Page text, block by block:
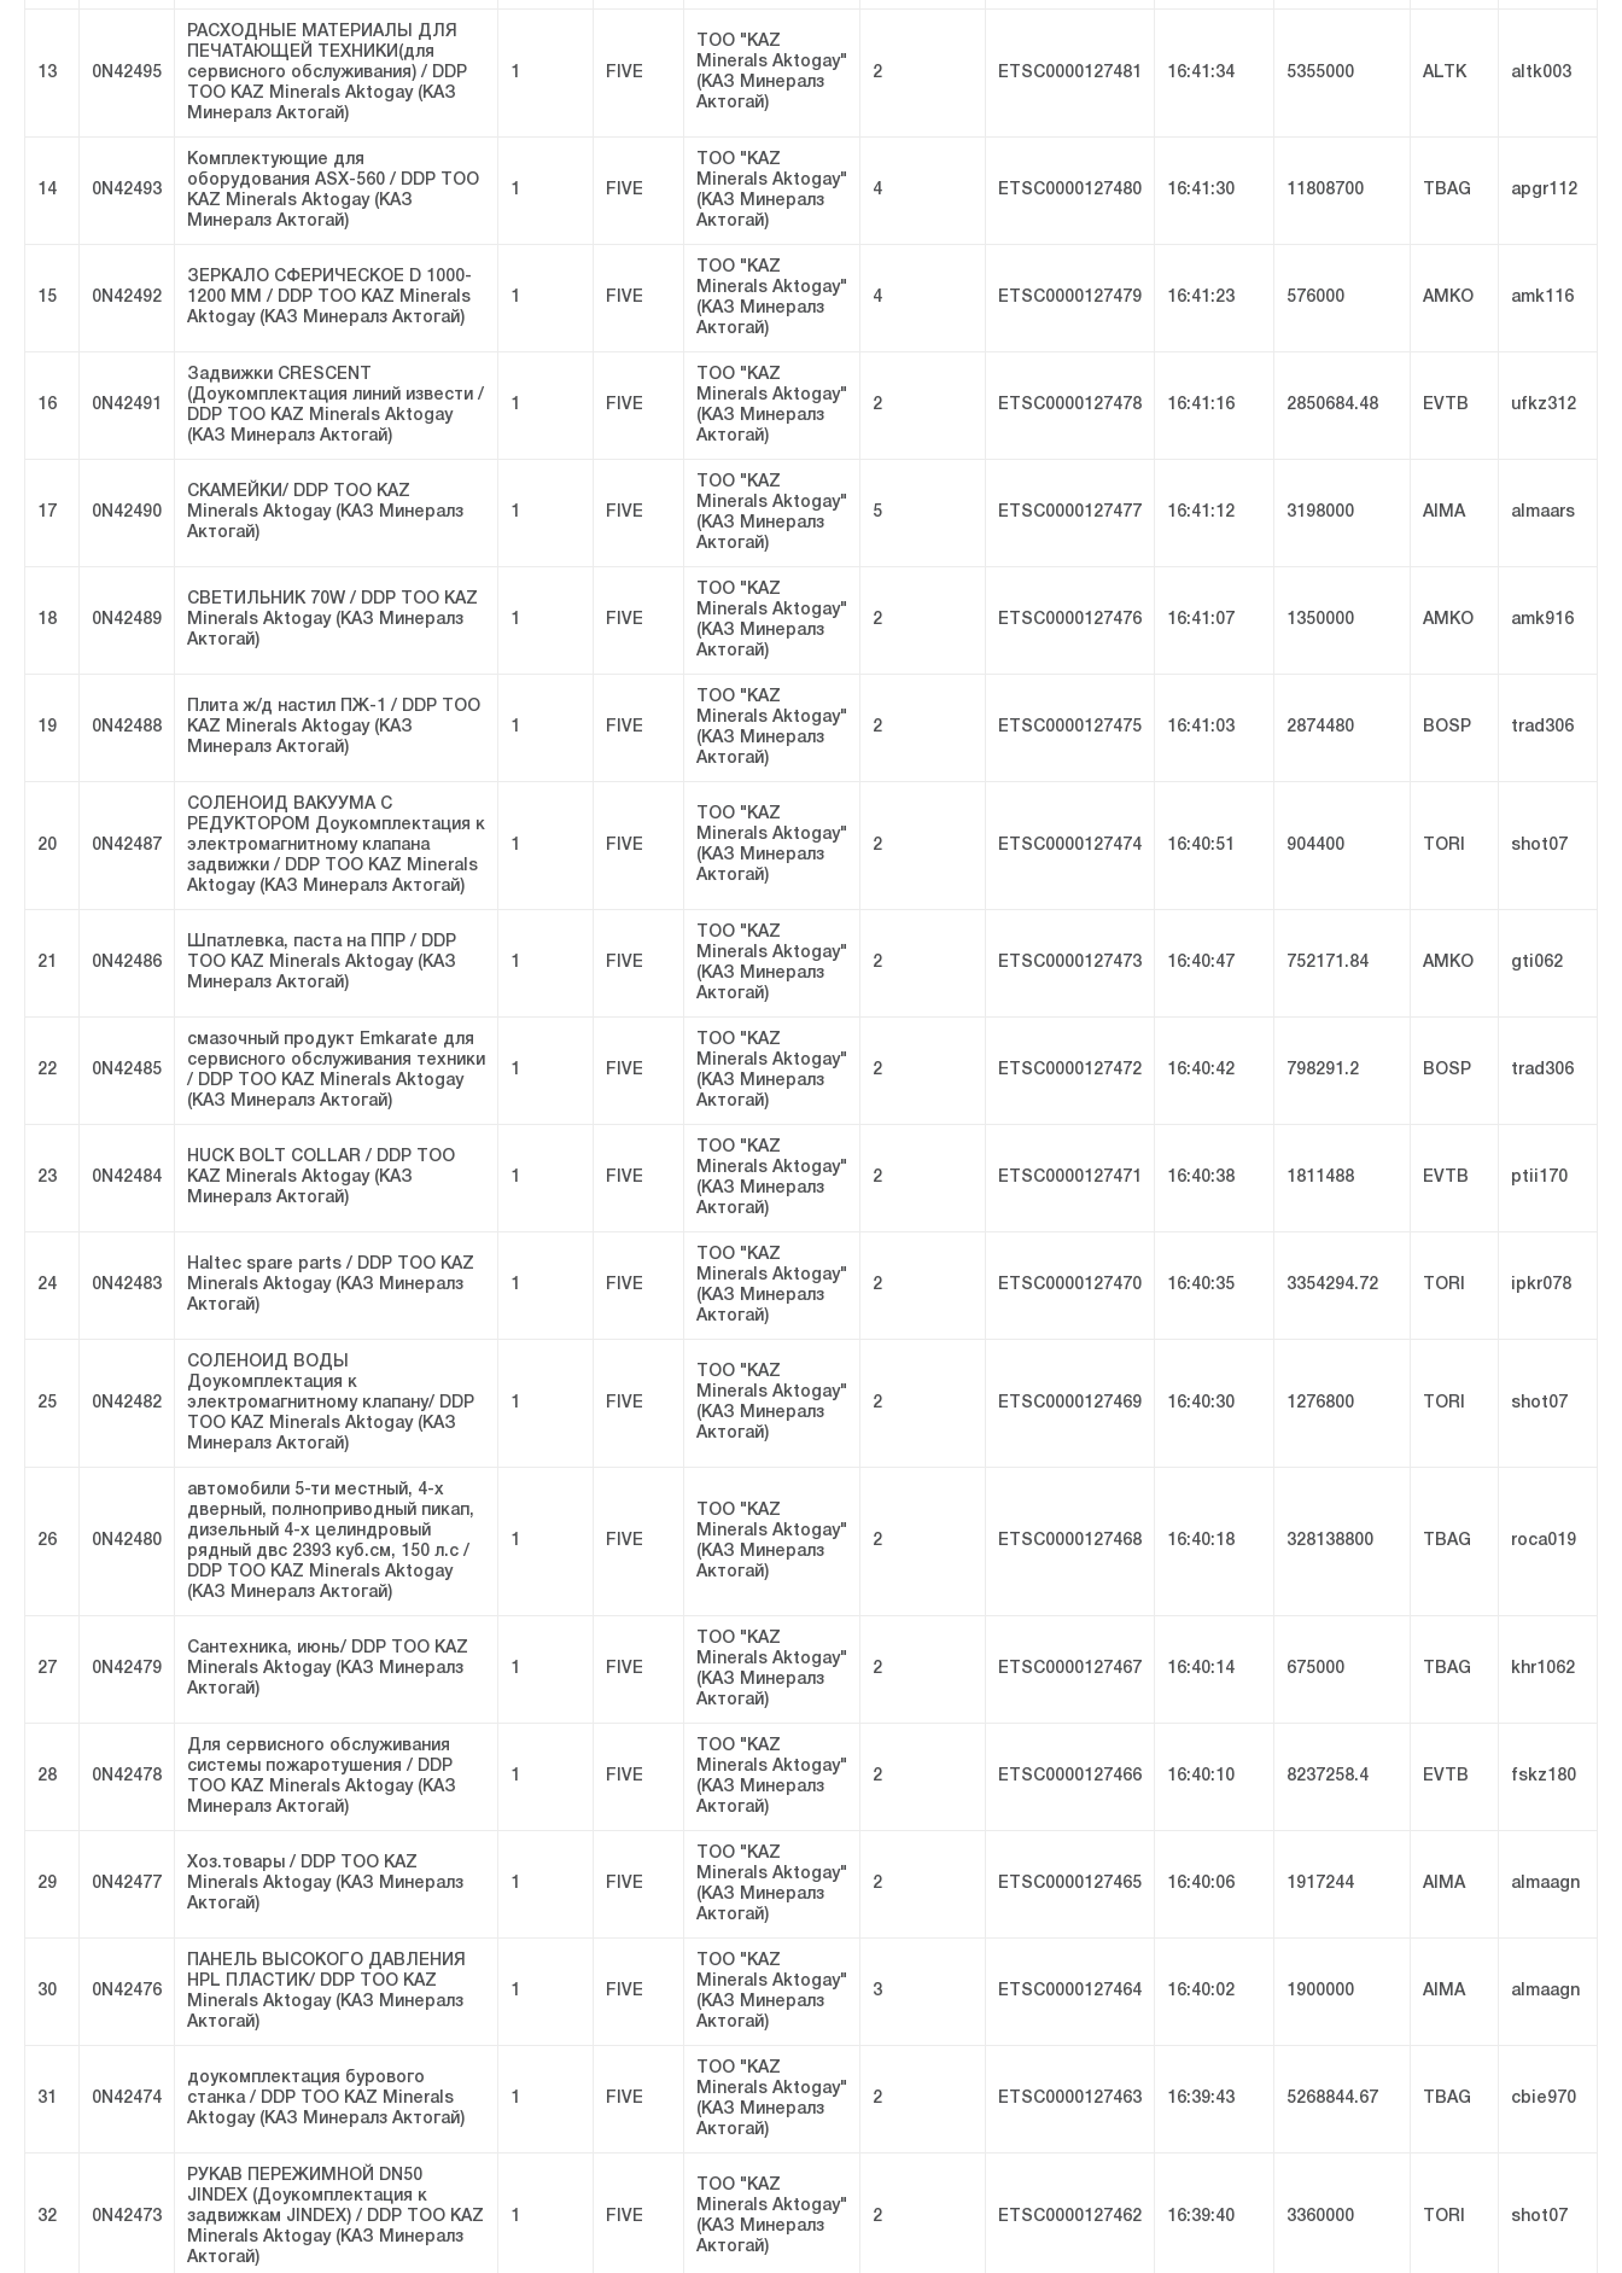
13 0N42495
РАСХОДНЫЕ МАТЕРИАЛЫ ДЛЯ
ПЕЧАТАЮЩЕЙ ТЕХНИКИ(для
сервисного обслуживания) / DDP
ТОО KAZ Minerals Aktogay (КАЗ
Минералз Актогай)
1 FIVE
ТОО "KAZ
Minerals Aktogay"
(КАЗ Минералз
Актогай)
2 ETSC0000127481 16:41:34 5355000 ALTK altk003
14 0N42493
Комплектующие для
оборудования ASX-560 / DDP ТОО
KAZ Minerals Aktogay (КАЗ
Минералз Актогай)
1 FIVE
ТОО "KAZ
Minerals Aktogay"
(КАЗ Минералз
Актогай)
4 ETSC0000127480 16:41:30 11808700 TBAG apgr112
15 0N42492
ЗЕРКАЛО СФЕРИЧЕСКОЕ D 1000-
1200 MM / DDP ТОО KAZ Minerals
Aktogay (КАЗ Минералз Актогай)
1 FIVE
ТОО "KAZ
Minerals Aktogay"
(КАЗ Минералз
Актогай)
4 ETSC0000127479 16:41:23 576000 AMKO amk116
16 0N42491
Задвижки CRESCENT
(Доукомплектация линий извести /
DDP ТОО KAZ Minerals Aktogay
(КАЗ Минералз Актогай)
1 FIVE
ТОО "KAZ
Minerals Aktogay"
(КАЗ Минералз
Актогай)
2 ETSC0000127478 16:41:16 2850684.48 EVTB ufkz312
17 0N42490
СКАМЕЙКИ/ DDP ТОО KAZ
Minerals Aktogay (КАЗ Минералз
Актогай)
1 FIVE
ТОО "KAZ
Minerals Aktogay"
(КАЗ Минералз
Актогай)
5 ETSC0000127477 16:41:12 3198000 AIMA almaars
18 0N42489
СВЕТИЛЬНИК 70W / DDP ТОО KAZ
Minerals Aktogay (КАЗ Минералз
Актогай)
1 FIVE
ТОО "KAZ
Minerals Aktogay"
(КАЗ Минералз
Актогай)
2 ETSC0000127476 16:41:07 1350000 AMKO amk916
19 0N42488
Плита ж/д настил ПЖ-1 / DDP ТОО
KAZ Minerals Aktogay (КАЗ
Минералз Актогай)
1 FIVE
ТОО "KAZ
Minerals Aktogay"
(КАЗ Минералз
Актогай)
2 ETSC0000127475 16:41:03 2874480 BOSP trad306
20 0N42487
СОЛЕНОИД ВАКУУМА С
РЕДУКТОРОМ Доукомплектация к
электромагнитному клапана
задвижки / DDP ТОО KAZ Minerals
Aktogay (КАЗ Минералз Актогай)
1 FIVE
ТОО "KAZ
Minerals Aktogay"
(КАЗ Минералз
Актогай)
2 ETSC0000127474 16:40:51 904400 TORI shot07
21 0N42486
Шпатлевка, паста на ППР / DDP
ТОО KAZ Minerals Aktogay (КАЗ
Минералз Актогай)
1 FIVE
ТОО "KAZ
Minerals Aktogay"
(КАЗ Минералз
Актогай)
2 ETSC0000127473 16:40:47 752171.84 AMKO gti062
22 0N42485
смазочный продукт Emkarate для
сервисного обслуживания техники
/ DDP ТОО KAZ Minerals Aktogay
(КАЗ Минералз Актогай)
1 FIVE
ТОО "KAZ
Minerals Aktogay"
(КАЗ Минералз
Актогай)
2 ETSC0000127472 16:40:42 798291.2 BOSP trad306
23 0N42484
HUCK BOLT COLLAR / DDP ТОО
KAZ Minerals Aktogay (КАЗ
Минералз Актогай)
1 FIVE
ТОО "KAZ
Minerals Aktogay"
(КАЗ Минералз
Актогай)
2 ETSC0000127471 16:40:38 1811488 EVTB ptii170
24 0N42483
Haltec spare parts / DDP ТОО KAZ
Minerals Aktogay (КАЗ Минералз
Актогай)
1 FIVE
ТОО "KAZ
Minerals Aktogay"
(КАЗ Минералз
Актогай)
2 ETSC0000127470 16:40:35 3354294.72 TORI ipkr078
25 0N42482
СОЛЕНОИД ВОДЫ
Доукомплектация к
электромагнитному клапану/ DDP
ТОО KAZ Minerals Aktogay (КАЗ
Минералз Актогай)
1 FIVE
ТОО "KAZ
Minerals Aktogay"
(КАЗ Минералз
Актогай)
2 ETSC0000127469 16:40:30 1276800 TORI shot07
26 0N42480
автомобили 5-ти местный, 4-х
дверный, полноприводный пикап,
дизельный 4-х целиндровый
рядный двс 2393 куб.см, 150 л.с /
DDP ТОО KAZ Minerals Aktogay
(КАЗ Минералз Актогай)
1 FIVE
ТОО "KAZ
Minerals Aktogay"
(КАЗ Минералз
Актогай)
2 ETSC0000127468 16:40:18 328138800 TBAG roca019
27 0N42479
Сантехника, июнь/ DDP ТОО KAZ
Minerals Aktogay (КАЗ Минералз
Актогай)
1 FIVE
ТОО "KAZ
Minerals Aktogay"
(КАЗ Минералз
Актогай)
2 ETSC0000127467 16:40:14 675000 TBAG khr1062
28 0N42478
Для сервисного обслуживания
системы пожаротушения / DDP
ТОО KAZ Minerals Aktogay (КАЗ
Минералз Актогай)
1 FIVE
ТОО "KAZ
Minerals Aktogay"
(КАЗ Минералз
Актогай)
2 ETSC0000127466 16:40:10 8237258.4 EVTB fskz180
29 0N42477
Хоз.товары / DDP ТОО KAZ
Minerals Aktogay (КАЗ Минералз
Актогай)
1 FIVE
ТОО "KAZ
Minerals Aktogay"
(КАЗ Минералз
Актогай)
2 ETSC0000127465 16:40:06 1917244 AIMA almaagn
30 0N42476
ПАНЕЛЬ ВЫСОКОГО ДАВЛЕНИЯ
HPL ПЛАСТИК/ DDP ТОО KAZ
Minerals Aktogay (КАЗ Минералз
Актогай)
1 FIVE
ТОО "KAZ
Minerals Aktogay"
(КАЗ Минералз
Актогай)
3 ETSC0000127464 16:40:02 1900000 AIMA almaagn
31 0N42474
доукомплектация бурового
станка / DDP ТОО KAZ Minerals
Aktogay (КАЗ Минералз Актогай)
1 FIVE
ТОО "KAZ
Minerals Aktogay"
(КАЗ Минералз
Актогай)
2 ETSC0000127463 16:39:43 5268844.67 TBAG cbie970
32 0N42473
РУКАВ ПЕРЕЖИМНОЙ DN50
JINDEX (Доукомплектация к
задвижкам JINDEX) / DDP ТОО KAZ
Minerals Aktogay (КАЗ Минералз
Актогай)
1 FIVE
ТОО "KAZ
Minerals Aktogay"
(КАЗ Минералз
Актогай)
2 ETSC0000127462 16:39:40 3360000 TORI shot07